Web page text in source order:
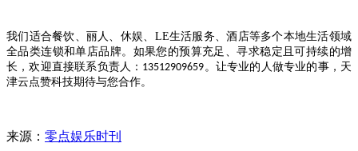
我们适合餐饮、丽人、休娱、LE生活服务、酒店等多个本地生活领域
全品类连锁和单店品牌。如果您的预算充足、寻求稳定且可持续的增
长，欢迎直接联系负责人： 13512909659 。让专业的人做专业的事，天
津云点赞科技期待与您合作。
来源： 零点娱乐时刊